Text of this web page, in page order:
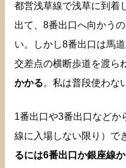
都営浅草線で浅草に到着
出て、8番出口へ向かう
い。しかし8番出口は馬
交差点の横断歩道を渡ら
かかる。私は普段使わな
1番出口や3番出口などか
線に入場しない限り）で
るには6番出口か銀座線